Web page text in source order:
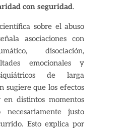
con seguridad.
sobre el abuso
asociaciones con
disociación,
emocionales y
de larga
sugiere que los efectos
en distintos momentos
justo
Esto explica por